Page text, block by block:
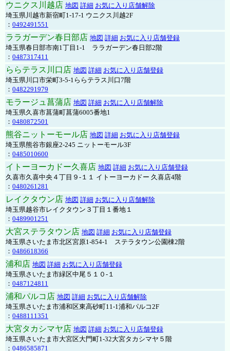
ウニクス川越店 地図 詳細 お気に入り店舗解除
埼玉県川越市新宿町1-17-1 ウニクス川越2F
： 0492491551
ララガーデン春日部店 地図 詳細 お気に入り店舗登録
埼玉県春日部市南1丁目1-1 ララガーデン春日部2階
： 0487317411
ららテラス川口店 地図 詳細 お気に入り店舗登録
埼玉県川口市栄町3-5-1ららテラス川口7階
： 0482291979
モラージュ菖蒲店 地図 詳細 お気に入り店舗解除
埼玉県久喜市菖蒲町菖蒲6005番地1
： 0480872501
熊谷ニットーモール店 地図 詳細 お気に入り店舗登録
埼玉県熊谷市銀座2-245 ニットーモール3F
： 0485010600
イトーヨーカドー久喜店 地図 詳細 お気に入り店舗登録
久喜市久喜中央４丁目９-１１ イトーヨーカドー 久喜店4階
： 0480261281
レイクタウン店 地図 詳細 お気に入り店舗解除
埼玉県越谷市レイクタウン３丁目１番地１
： 0489901251
大宮ステラタウン店 地図 詳細 お気に入り店舗登録
埼玉県さいたま市北区宮原1-854-1 ステラタウン公園棟2階
： 0486618366
浦和店 地図 詳細 お気に入り店舗登録
埼玉県さいたま市緑区中尾５１０-１
： 0487124811
浦和パルコ店 地図 詳細 お気に入り店舗解除
埼玉県さいたま市浦和区東高砂町11-1浦和パルコ2F
： 0488111351
大宮タカシマヤ店 地図 詳細 お気に入り店舗登録
埼玉県さいたま市大宮区大門町1-32大宮タカシマヤ５階
： 0486585871